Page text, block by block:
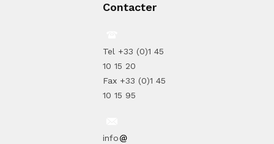
Contacter
Tel +33 (0)1 45
10 15 20
Fax +33 (0)1 45
10 15 95
info